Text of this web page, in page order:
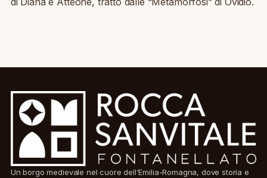
Un borgo medievale nel cuore dell'Emilia-Romagna, dove storia e